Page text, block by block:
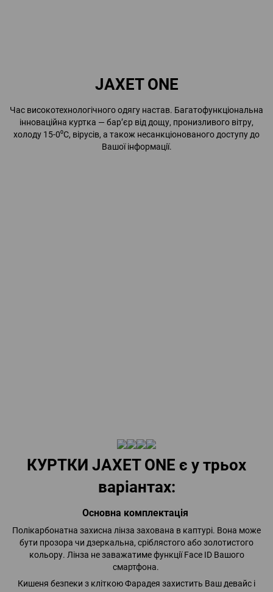
JAXET ONE
Час високотехнологічного одягу настав. Багатофункціональна
інноваційна куртка — бар’єр від дощу, пронизливого вітру,
холоду 15-0⁰С, вірусів, а також несанкціонованого доступу до
Вашої інформації.
КУРТКИ JAXET ONE є у трьох
варіантах:
Основна комплектація
Полікарбонатна захисна лінза захована в каптурі. Вона може
бути прозора чи дзеркальна, сріблястого або золотистого
кольору. Лінза не заважатиме функції Face ID Вашого
смартфона.
Кишеня безпеки з кліткою Фарадея захистить Ваш девайс і